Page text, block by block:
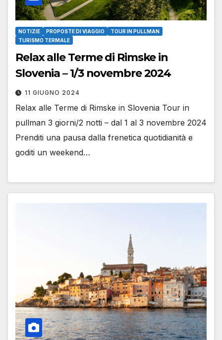
NOTIZIE PROPOSTE DI VIAGGIO
TOUR IN PULLMAN
TURISMO TERMALE
Relax alle Terme di Rimske in
Slovenia – 1/3 novembre 2024
11 GIUGNO 2024
Relax alle Terme di Rimske in Slovenia Tour in
pullman 3 giorni/2 notti – dal 1 al 3 novembre 2024
Prenditi una pausa dalla frenetica quotidianità e
goditi un weekend…